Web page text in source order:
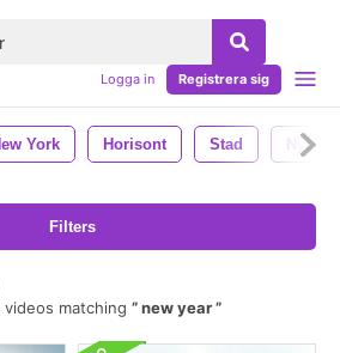
Logga in Registrera sig
York Horisont Stad Nyc
Filters
matching
new year